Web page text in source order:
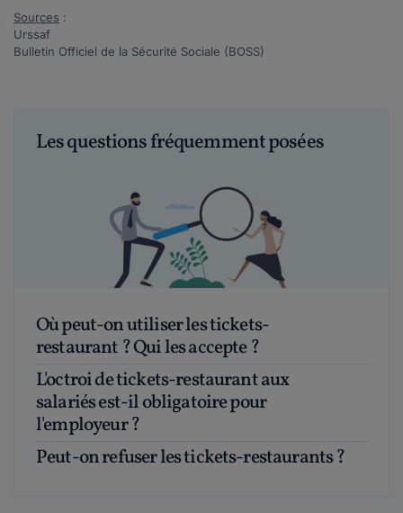
Sources :
Urssaf
Bulletin Officiel de la Sécurité Sociale (BOSS)
Les questions fréquemment posées
Où peut-on utiliser les tickets-
restaurant ? Qui les accepte ?
L'octroi de tickets-restaurant aux
salariés est-il obligatoire pour
l'employeur ?
Peut-on refuser les tickets-restaurants ?